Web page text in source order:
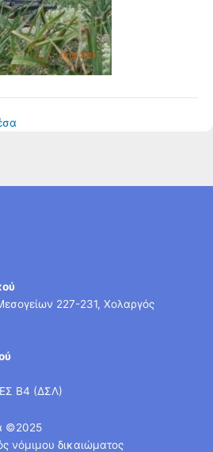
227-231, Χολαργός
Β4 (ΔΣΛ)
©2025
νόμιμου δικαιώματος